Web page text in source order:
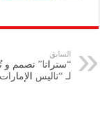
p
y
Li
eb
k
السابق
“ستراتا” تصمم و
لـ “تاليس